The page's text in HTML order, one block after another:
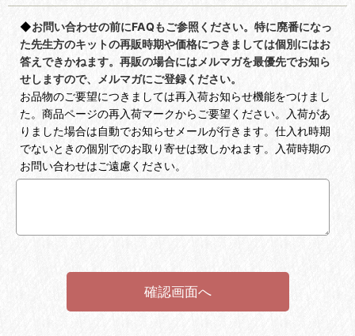
◆お問い合わせの前にFAQもご参照ください。特に廃番になっ
た先生方のキットの再販時期や価格につきましては個別にはお
答えできかねます。再販の場合にはメルマガを最優先でお知ら
せしますので、メルマガにご登録ください。
お品物のご要望につきましては再入荷お知らせ機能をつけまし
た。商品ページの再入荷マークからご要望ください。入荷があ
りました場合は自動でお知らせメールが行きます。仕入れ時期
でないときの個別でのお取り寄せは致しかねます。入荷時期の
お問い合わせはご遠慮ください。
確認画面へ